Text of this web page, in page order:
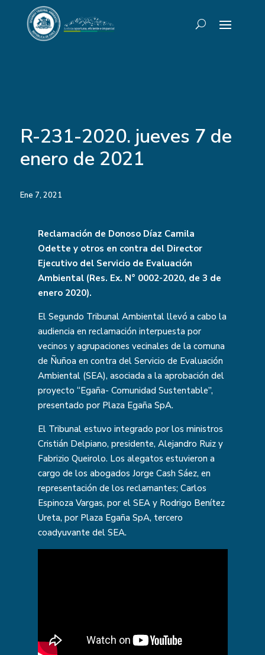
R-231-2020. jueves 7 de
enero de 2021
Ene 7, 2021
Reclamación de Donoso Díaz Camila
Odette y otros en contra del Director
Ejecutivo del Servicio de Evaluación
Ambiental (Res. Ex. N° 0002-2020, de 3 de
enero 2020).
El Segundo Tribunal Ambiental llevó a cabo la
audiencia en reclamación interpuesta por
vecinos y agrupaciones vecinales de la comuna
de Ñuñoa en contra del Servicio de Evaluación
Ambiental (SEA), asociada a la aprobación del
proyecto “Egaña- Comunidad Sustentable”,
presentado por Plaza Egaña SpA.
El Tribunal estuvo integrado por los ministros
Cristián Delpiano, presidente, Alejandro Ruiz y
Fabrizio Queirolo. Los alegatos estuvieron a
cargo de los abogados Jorge Cash Sáez, en
representación de los reclamantes; Carlos
Espinoza Vargas, por el SEA y Rodrigo Benítez
Ureta, por Plaza Egaña SpA, tercero
coadyuvante del SEA.